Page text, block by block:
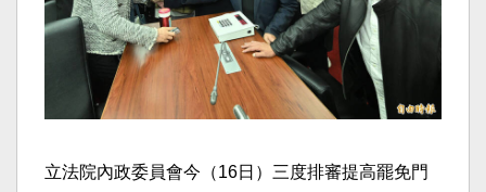
立法院內政委員會今（16日）三度排審提高罷免門